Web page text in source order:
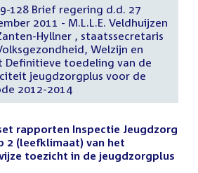
128 Brief regering d.d. 27
2011 - M.L.L.E. Veldhuijzen
Hyllner , staatssecretaris
Welzijn en
Definitieve toedeling van de
jeugdzorgplus voor de
2012-2014
rapporten Inspectie Jeugdzorg
2 (leefklimaat) van het
toezicht in de jeugdzorgplus